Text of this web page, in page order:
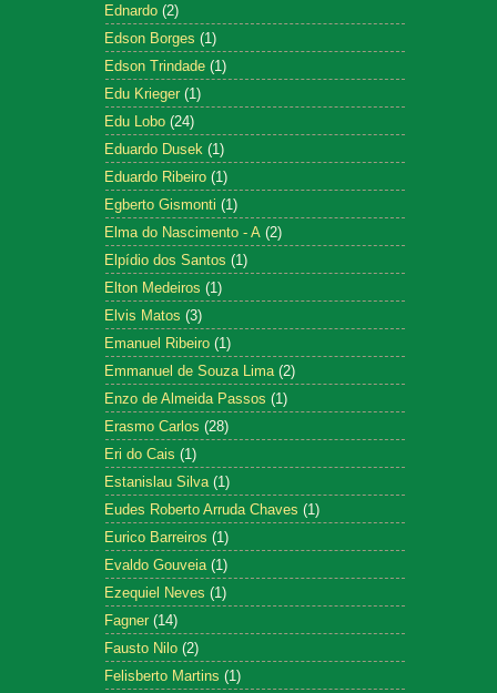
Ednardo (2)
Edson Borges (1)
Edson Trindade (1)
Edu Krieger (1)
Edu Lobo (24)
Eduardo Dusek (1)
Eduardo Ribeiro (1)
Egberto Gismonti (1)
Elma do Nascimento - A (2)
Elpídio dos Santos (1)
Elton Medeiros (1)
Elvis Matos (3)
Emanuel Ribeiro (1)
Emmanuel de Souza Lima (2)
Enzo de Almeida Passos (1)
Erasmo Carlos (28)
Eri do Cais (1)
Estanislau Silva (1)
Eudes Roberto Arruda Chaves (1)
Eurico Barreiros (1)
Evaldo Gouveia (1)
Ezequiel Neves (1)
Fagner (14)
Fausto Nilo (2)
Felisberto Martins (1)